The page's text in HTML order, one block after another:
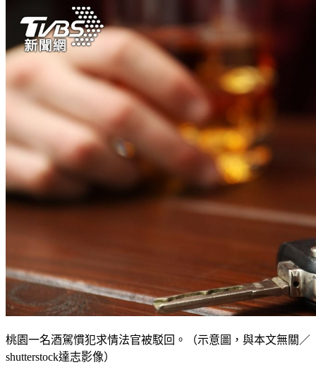
桃園一名酒駕慣犯求情法官被駁回。（示意圖，與本文無關／